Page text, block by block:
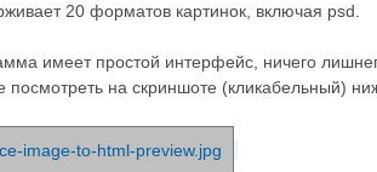
20 форматов картинок, включая psd.
имеет простой интерфейс, ничего
посмотреть на скриншоте (кликабельный)